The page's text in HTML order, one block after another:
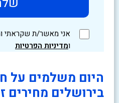
אני מאשר/ת שקראתי
ומדיניות הפרטיות
היום משלמים על
בירושלים מחירים